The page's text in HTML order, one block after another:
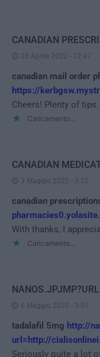
CANADIAN
28 Aprile 2022 - 12:47
canadian mail order
https://
Cheers! Plenty of tips.
Caricamento...
CANADIAN
3 Maggio 2022 - 3:22
canadian
With thanks, I
Caricamento...
6 Maggio 2022 - 3:07
tadalafil 5mg http://
url=http://
Seriously quite a lot